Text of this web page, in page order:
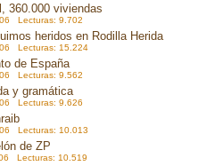
360.000 viviendas
Lecturas: 9.702
heridos en Rodilla Herida
Lecturas: 15.224
de España
Lecturas: 9.562
y gramática
Lecturas: 9.626
Lecturas: 10.013
de ZP
Lecturas: 10.519